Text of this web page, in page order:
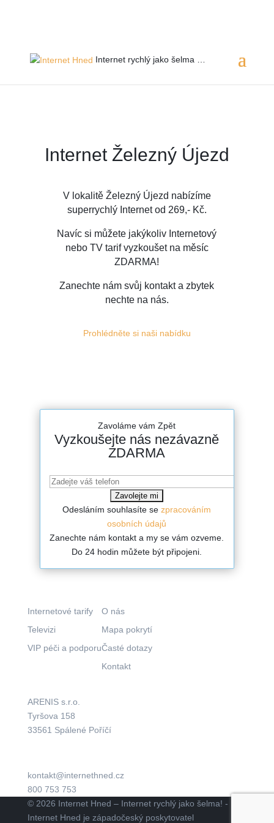
Internet rychlý jako šelma …
Internet Železný Újezd
V lokalitě Železný Újezd nabízíme
superrychlý Internet od 269,- Kč.
Navíc si můžete jakýkoliv Internetový
nebo TV tarif vyzkoušet na měsíc
ZDARMA!
Zanechte nám svůj kontakt a zbytek
nechte na nás.
Prohlédněte si naši nabídku
Zavoláme vám Zpět
Vyzkoušejte nás nezávazně
ZDARMA
Odesláním souhlasíte sezpracováním
osobních údajů
Zanechte nám kontakt a my se vám ozveme.
Do 24 hodin můžete být připojeni.
Internetové tarify
Televizi
VIP péči a podporu
O nás
Mapa pokrytí
Časté dotazy
Kontakt
ARENIS s.r.o.
Tyršova 158
33561 Spálené Poříčí
kontakt@internethned.cz
800 753 753
© 2026 Internet Hned – Internet rychlý jako šelma! -
Internet Hned je západočeský poskytovatel